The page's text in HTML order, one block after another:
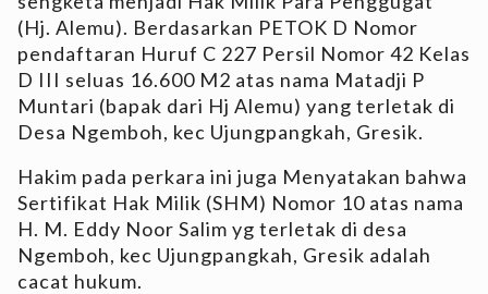
(Hj. Alemu). Berdasarkan PETOK D Nomor
pendaftaran Huruf C 227 Persil Nomor 42 Kelas
D III seluas 16.600 M2 atas nama Matadji P
Muntari (bapak dari Hj Alemu) yang terletak di
Desa Ngemboh, kec Ujungpangkah, Gresik.
Hakim pada perkara ini juga Menyatakan bahwa
Sertifikat Hak Milik (SHM) Nomor 10 atas nama
H. M. Eddy Noor Salim yg terletak di desa
Ngemboh, kec Ujungpangkah, Gresik adalah
cacat hukum.